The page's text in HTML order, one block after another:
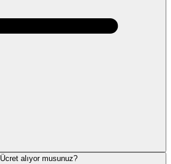
Ücret alıyor musunuz?